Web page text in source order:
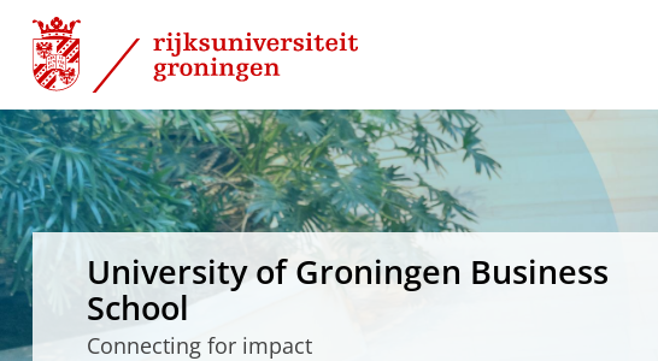
Skip
Content
Skip
Navigation
University of Groningen Business
School
Connecting for impact